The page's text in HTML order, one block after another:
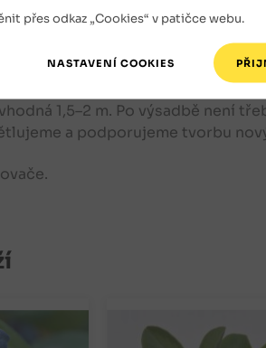
přes odkaz „Cookies“ v patičce webu.
jámu o velikosti zhruba 50 × 50
1,5–2 m. Po výsadbě není
a podporujeme tvorbu